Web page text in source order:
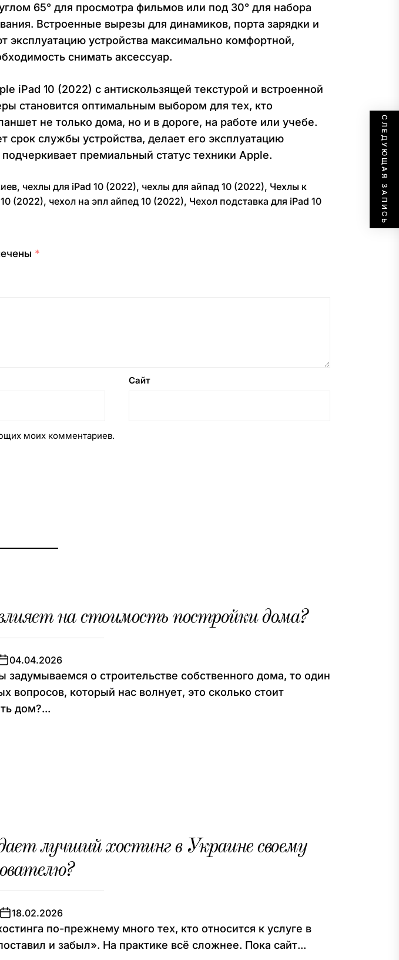
65° для просмотра фильмов или под 30° для набора
Встроенные вырезы для динамиков, порта зарядки и
эксплуатацию устройства максимально комфортной,
снимать аксессуар.
iPad 10 (2022) с антискользящей текстурой и встроенной
становится оптимальным выбором для тех, кто
не только дома, но и в дороге, на работе или учебе.
срок службы устройства, делает его эксплуатацию
премиальный статус техники Apple.
, чехлы для iPad 10 (2022), чехлы для айпад 10 (2022), Чехлы к
(2022), чехол на эпл айпед 10 (2022), Чехол подставка для iPad 10
*
Сайт
моих комментариев.
СЛЕДУЮЩАЯ ЗАПИСЬ
на стоимость постройки дома?
04.04.2026
задумываемся о строительстве собственного дома, то один
вопросов, который нас волнует, это сколько стоит
дом?...
лучший хостинг в Украине своему
18.02.2026
по-прежнему много тех, кто относится к услуге в
и забыл». На практике всё сложнее. Пока сайт...